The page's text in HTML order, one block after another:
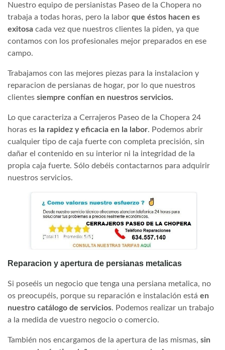
Nuestro equipo de persianistas Paseo de la Chopera no
trabaja a todas horas, pero la labor que éstos hacen es
exitosa cada vez que nuestros clientes la piden, ya que
contamos con los profesionales mejor preparados en ese
campo.
Trabajamos con las mejores piezas para la instalacion y
reparacion de persianas de hogar, por lo que nuestros
clientes siempre confían en nuestros servicios.
Lo que caracteriza a Cerrajeros Paseo de la Chopera 24
horas es la rapidez y eficacia en la labor. Podemos abrir
cualquier tipo de caja fuerte con completa precisión, sin
dañar el contenido en su interior ni la integridad de la
propia caja fuerte. Sólo debéis contactarnos para adquirir
nuestros servicios.
Reparacion y apertura de persianas metalicas
Si poseéis un negocio que tenga una persiana metalica, no
os preocupéis, porque su reparación e instalación está en
nuestro catálogo de servicios. Podemos realizar un trabajo
a la medida de vuestro negocio o comercio.
También nos encargamos de la apertura de las mismas, sin